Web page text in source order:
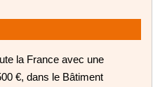
la France avec une
€, dans le Bâtiment